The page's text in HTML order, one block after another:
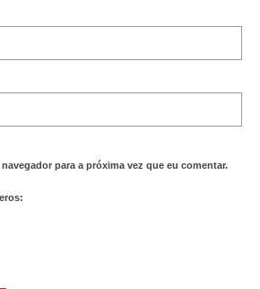
para a próxima vez que eu comentar.